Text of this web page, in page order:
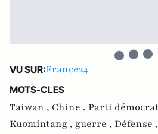
VU SUR:France24
MOTS-CLES
Taiwan , Chine , Parti
Kuomintang , guerre , Défense ,